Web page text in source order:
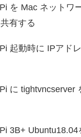
を Mac ネットワ
有する
起動時に IPアド
に tightvncserver
3B+ Ubuntu18.04